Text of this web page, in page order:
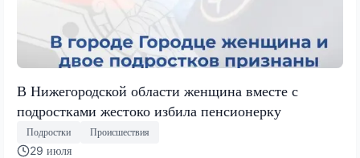
В Нижегородской области женщина вместе с
подростками жестоко избила пенсионерку
Подростки Происшествия
29 июля